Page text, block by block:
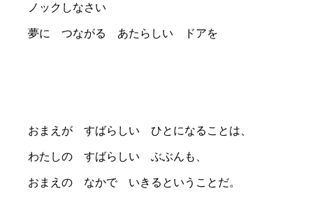
ノックしなさい
夢に つながる あたらしい ドアを
おまえが すばらしい ひとになることは、
わたしの すばらしい ぶぶんも、
おまえの なかで いきるということだ。